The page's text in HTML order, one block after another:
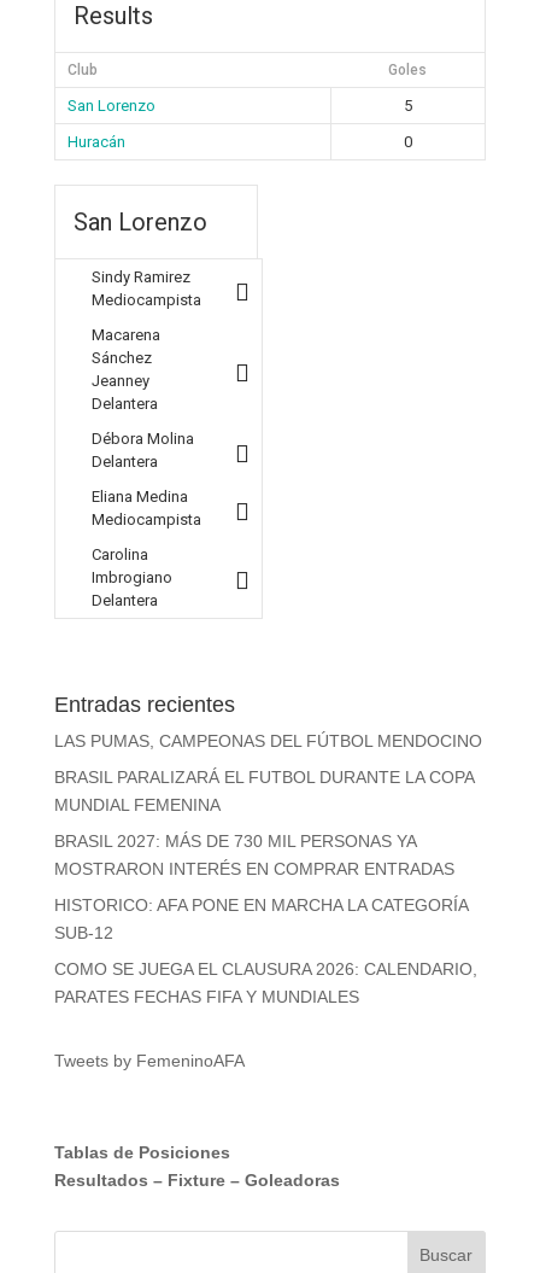
Results
Club Goles
San Lorenzo
5
Huracán
0
San Lorenzo
Sindy Ramirez
Mediocampista
Macarena
Sánchez
Jeanney
Delantera
Débora Molina
Delantera
Eliana Medina
Mediocampista
Carolina
Imbrogiano
Delantera
Entradas recientes
LAS PUMAS, CAMPEONAS DEL FÚTBOL MENDOCINO
BRASIL PARALIZARÁ EL FUTBOL DURANTE LA COPA
MUNDIAL FEMENINA
BRASIL 2027: MÁS DE 730 MIL PERSONAS YA
MOSTRARON INTERÉS EN COMPRAR ENTRADAS
HISTORICO: AFA PONE EN MARCHA LA CATEGORÍA
SUB-12
COMO SE JUEGA EL CLAUSURA 2026: CALENDARIO,
PARATES FECHAS FIFA Y MUNDIALES
Tweets by FemeninoAFA
Tablas de Posiciones
Resultados – Fixture– Goleadoras